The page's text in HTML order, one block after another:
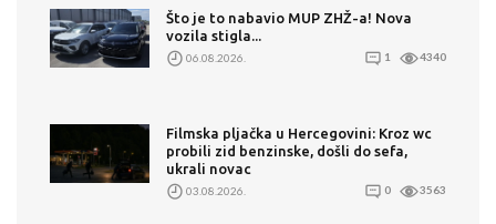
Što je to nabavio MUP ZHŽ-a! Nova
vozila stigla...
06.08.2026. 1 4340
Filmska pljačka u Hercegovini: Kroz wc
probili zid benzinske, došli do sefa,
ukrali novac
03.08.2026. 0 3563